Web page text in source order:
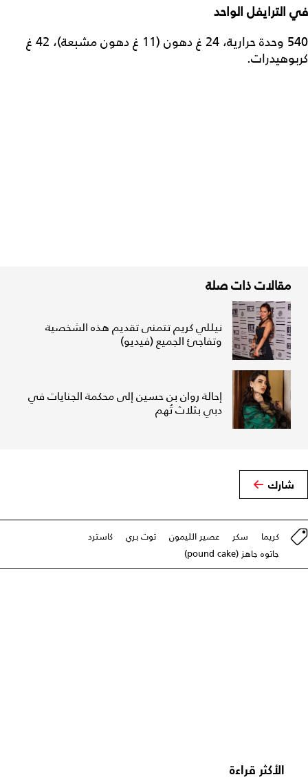
في الترايفل الواحد
540 وحدة حرارية، 24 غ دهون (11 غ دهون مشبعة)، 42 غ
كربوهيدرات.
مقالات ذات صلة
نيللي كريم تتمنى تقديم هذه الشخصية
وتفاجئ الجميع (فيديو)
إحالة روان بن حسين إلى محكمة الجنايات في
دبي بثلاث تُهم
شارك
كريما سكر عصير الليمون توت بري
كاسترد
جاتوه جاهز (pound cake)
الأكثر قراءة